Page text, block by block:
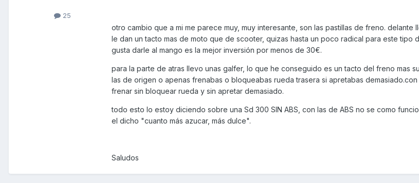
25
otro cambio que a mi me parece muy, muy interesante, son las pastillas de freno. delante
le dan un tacto mas de moto que de scooter, quizas hasta un poco radical para este tipo
gusta darle al mango es la mejor inversión por menos de 30€.
para la parte de atras llevo unas galfer, lo que he conseguido es un tacto del freno mas
las de origen o apenas frenabas o bloqueabas rueda trasera si apretabas
frenar sin bloquear rueda y sin apretar demasiado.
todo esto lo estoy diciendo sobre una Sd 300 SIN ABS, con las de ABS no se como
el dicho "cuanto más azucar, más dulce".
Saludos